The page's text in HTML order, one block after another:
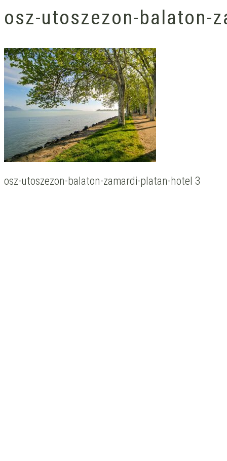
osz-utoszezon-balaton-
osz-utoszezon-balaton-zamardi-platan-hotel 3